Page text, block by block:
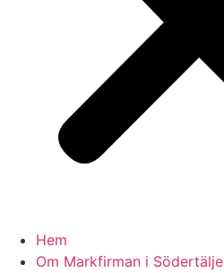
Hem
Om Markfirman i Södertälje